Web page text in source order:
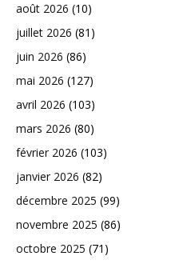
août 2026 (10)
juillet 2026 (81)
juin 2026 (86)
mai 2026 (127)
avril 2026 (103)
mars 2026 (80)
février 2026 (103)
janvier 2026 (82)
décembre 2025 (99)
novembre 2025 (86)
octobre 2025 (71)